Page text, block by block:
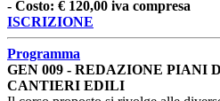
- Costo: € 120,00 iva compresa
ISCRIZIONE
Programma
GEN 009 - REDAZIONE PIANI
CANTIERI EDILI